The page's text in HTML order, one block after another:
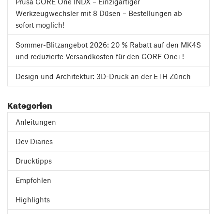
Werkzeugwechsler mit 8 Düsen – Bestellungen ab
sofort möglich!
Sommer-Blitzangebot 2026: 20 % Rabatt auf den MK4S
und reduzierte Versandkosten für den CORE One+!
Design und Architektur: 3D-Druck an der ETH Zürich
Kategorien
Anleitungen
Dev Diaries
Drucktipps
Empfohlen
Highlights